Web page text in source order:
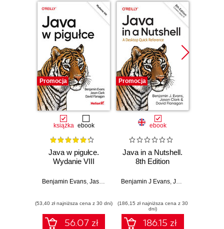
Promocja
książka ebook
Java w pigułce.
Wydanie VIII
Benjamin Evans Jason Clark ,David Flanagan
(53,40 zł najniższa cena z 30 dni)
56.07 zł
Promocja
ebook
Java in a Nutshell.
8th Edition
Benjamin J Evans, Jason Clark
(186,15 zł najniższa cena z 30
dni)
186.15 zł